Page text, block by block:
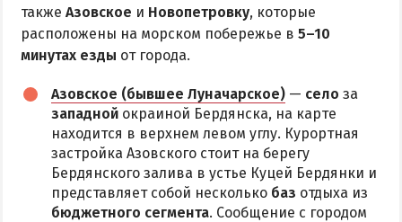
также Азовское и Новопетровку, которые
расположены на морском побережье в 5–10
минутах езды от города.
Азовское (бывшее Луначарское) — село за
западной окраиной Бердянска, на карте
находится в верхнем левом углу. Курортная
застройка Азовского стоит на берегу
Бердянского залива в устье Куцей Бердянки и
представляет собой несколько баз отдыха из
бюджетного сегмента. Сообщение с городом